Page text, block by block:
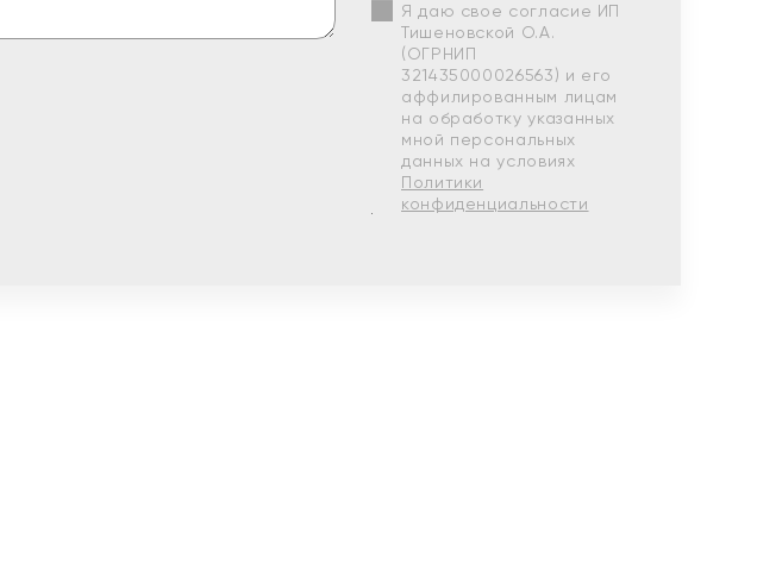
Я даю свое согласие ИП
Тишеновской О.А.
(ОГРНИП
321435000026563) и его
аффилированным лицам
на обработку указанных
мной персональных
данных на условиях
Политики
конфиденциальности